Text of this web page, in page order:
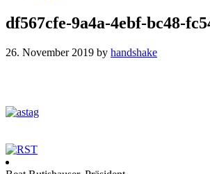
df567cfe-9a4a-4ebf-bc48-
26. November 2019 by handshake